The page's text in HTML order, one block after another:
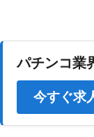
パチンコ業
今すぐ求